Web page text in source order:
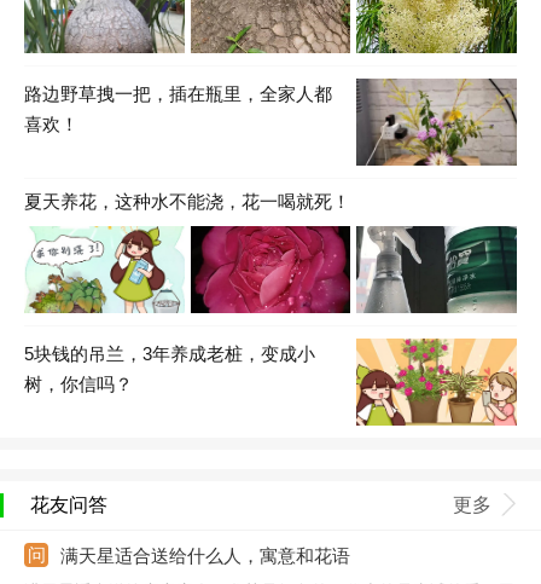
路边野草拽一把，插在瓶里，全家人都
喜欢！
夏天养花，这种水不能浇，花一喝就死！
5块钱的吊兰，3年养成老桩，变成小
树，你信吗？
花友问答 更多
满天星适合送给什么人，寓意和花语